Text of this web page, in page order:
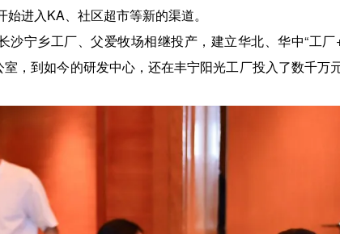
进入KA、社区超市等新的渠道。
宁乡工厂、父爱牧场相继投产，建立华北、华中“工厂
，到如今的研发中心，还在丰宁阳光工厂投入了数千万